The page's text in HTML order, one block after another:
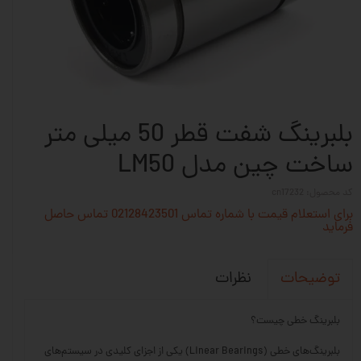
بلبرینگ شفت قطر 50 میلی متر
ساخت چین مدل LM50
برای استعلام قیمت با شماره تماس 02128423501 تماس حاصل
فرماید
توضیحات نظرات
بلبرینگ خطی چیست؟
بلبرینگ‌های خطی (Linear Bearings) یکی از اجزای کلیدی در سیستم‌های